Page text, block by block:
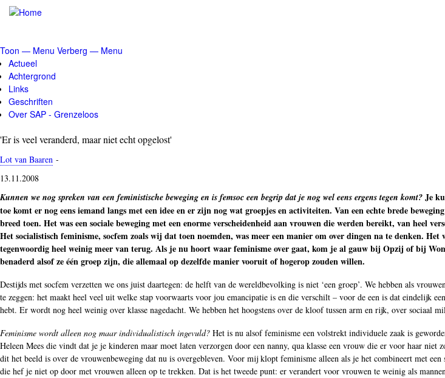
Overslaan
de
inhoud
gaan
Menu
Toon — Menu Verberg — Menu
Actueel
Achtergrond
Links
Geschriften
Over SAP - Grenzeloos
'Er is veel veranderd, maar niet echt opgelost'
Lot van Baaren -
13.11.2008
Kunnen we nog spreken van een feministische beweging en is femsoc een begrip dat je nog wel eens ergens tegen komt? Je
toe komt er nog eens iemand langs met een idee en er zijn nog wat groepjes en activiteiten. Van een echte brede
breed toen. Het was een sociale beweging met een enorme verscheidenheid aan vrouwen die werden bereikt, van heel
Het socialistisch feminisme, socfem zoals wij dat toen noemden, was meer een manier om over dingen na te denken.
tegenwoordig heel weinig meer van terug. Als je nu hoort waar feminisme over gaat, kom je al gauw bij Opzij of bij
benaderd alsof ze één groep zijn, die allemaal op dezelfde manier vooruit of hogerop zouden willen.
Destijds met socfem verzetten we ons juist daartegen: de helft van de wereldbevolking is niet ‘een groep’. We hebben als
te zeggen: het maakt heel veel uit welke stap voorwaarts voor jou emancipatie is en die verschilt – voor de een is dat eindelijk
hebt. Er wordt nog heel weinig over klasse nagedacht. We hebben het hoogstens over de kloof tussen arm en rijk, over sociaal
Feminisme wordt alleen nog maar individualistisch ingevuld? Het is nu alsof feminisme een volstrekt individuele zaak is
Heleen Mees die vindt dat je je kinderen maar moet laten verzorgen door een nanny, qua klasse een vrouw die er voor haar
dit het beeld is over de vrouwenbeweging dat nu is overgebleven. Voor mij klopt feminisme alleen als je het combineert met
die hef je niet op door met vrouwen alleen op te trekken. Dat is het tweede punt: er verandert voor vrouwen te weinig als